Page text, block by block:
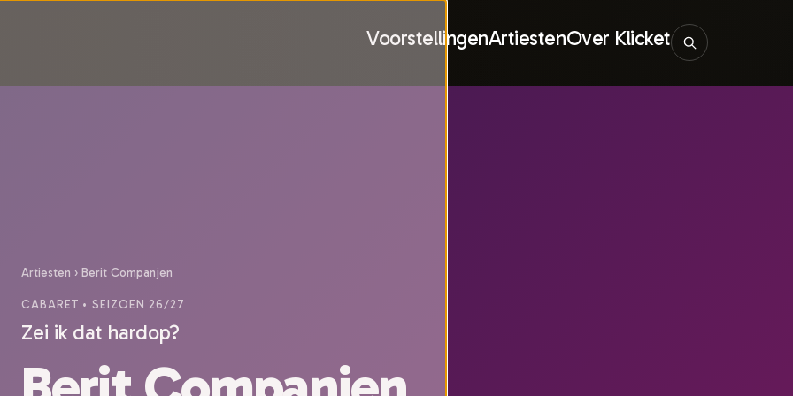
VoorstellingenArtiestenOver Klicket
Artiesten › Berit Companjen
CABARET • SEIZOEN 26/27
Zei ik dat hardop?